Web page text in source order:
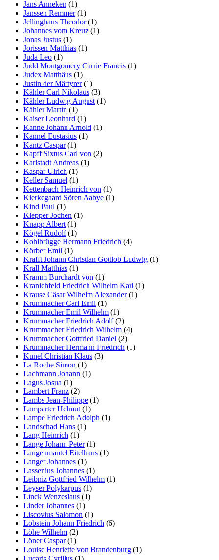
Jans Anneken (1)
Janssen Remmer(1)
Jellinghaus Theodor(1)
Johannes vom Kreuz (1)
Jonas Justus (1)
Jorissen Matthias (1)
Juda Leo (1)
Judd Montgomery Carrie Francis (1)
Judex Matthäus (1)
Justin der Märtyrer(1)
Kähler Carl Nikolaus (3)
Kähler Ludwig August (1)
Kähler Martin (1)
Kaiser Leonhard (1)
Kanne Johann Arnold (1)
Kannel Eustasius (1)
Kantz Caspar(1)
Kapff Sixtus Carl von (2)
Karlstadt Andreas (1)
Kaspar Ulrich (1)
Keller Samuel (1)
Kettenbach Heinrich von (1)
Kierkegaard Sören Aabye (1)
Kind Paul (1)
Klepper Jochen (1)
Knapp Albert (1)
Kögel Rudolf(1)
Kohlbrügge Hermann Friedrich (4)
Körber Emil (1)
Krafft Johann Christian Gottlob Ludwig (1)
Krall Matthias (1)
Kramm Burchardt von (1)
Kranichfeld Friedrich Wilhelm Karl (1)
Krause Cäsar Wilhelm Alexander(1)
Krummacher Carl Emil (1)
Krummacher Emil Wilhelm (1)
Krummacher Friedrich Adolf(2)
Krummacher Friedrich Wilhelm (4)
Krummacher Gottfried Daniel (2)
Krummacher Hermann Friedrich (1)
Kunel Christian Klaus (3)
La Roche Simon (1)
Lachmann Johann (1)
Lagus Josua (1)
Lambert Franz (2)
Lambs Jean-Philippe (1)
Lamparter Helmut (1)
Lampe Friedrich Adolph (1)
Landschad Hans (1)
Lang Heinrich (1)
Lange Johann Peter(1)
Langenmantel Eitelhans (1)
Langer Johannes (1)
Lassenius Johannes (1)
Leibniz Gottfried Wilhelm (1)
Leyser Polykarpus (1)
Linck Wenzeslaus (1)
Linder Johannes (1)
Liscovius Salomon (1)
Lobstein Johann Friedrich (6)
Löhe Wilhelm (2)
Löner Caspar(1)
Louise Henriette von Brandenburg (1)
Lucaris Cyrillus (1)